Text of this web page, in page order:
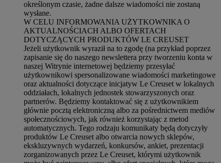
określonym czasie, żadne dalsze wiadomości nie zostaną
wysłane.
W CELU INFORMOWANIA UŻYTKOWNIKA O
AKTUALNOŚCIACH ALBO OFERTACH
DOTYCZĄCYCH PRODUKTÓW LE CREUSET
Jeżeli użytkownik wyraził na to zgodę (na przykład poprzez
zapisanie się do naszego newslettera przy tworzeniu konta w
naszej Witrynie internetowej będziemy przesyłać
użytkownikowi spersonalizowane wiadomości marketingowe
oraz aktualności dotyczące inicjatyw Le Creuset w lokalnych
oddziałach, lokalnych jednostek stowarzyszonych oraz
partnerów. Będziemy kontaktować się z użytkownikiem
głównie pocztą elektroniczną albo za pośrednictwem mediów
społecznościowych, jak również korzystając z metod
automatycznych. Tego rodzaju komunikaty będą dotyczyły
produktów Le Creuset albo otwarcia nowych sklepów,
ekskluzywnych wydarzeń, konkursów, ankiet, prezentacji
zorganizowanych przez Le Creuset, którymi użytkownik